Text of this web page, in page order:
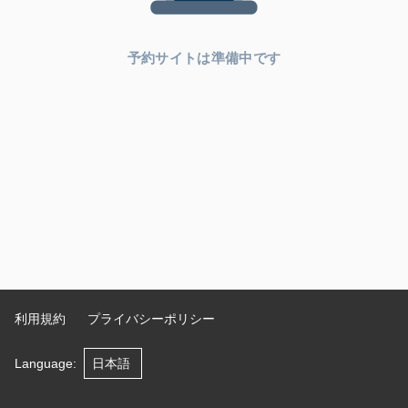
予約サイトは準備中です
利用規約 プライバシーポリシー
Language: